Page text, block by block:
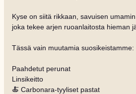
Kyse on siitä rikkaan, savuisen
joka tekee arjen ruoanlaitosta hieman
Tässä vain muutamia suosikeistamme:
Paahdetut perunat
Linsikeitto
🍝 Carbonara-tyyliset pastat